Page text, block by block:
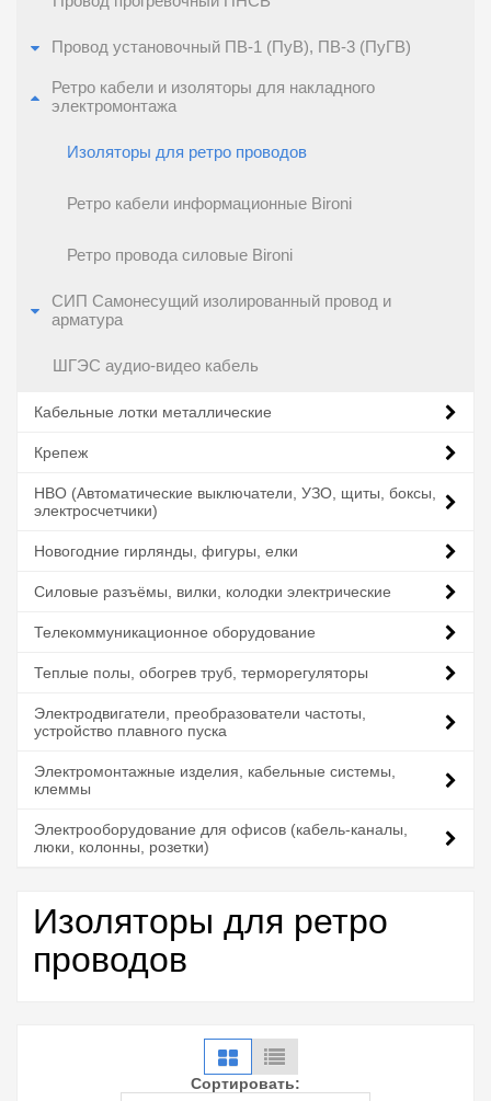
Провод установочный ПВ-1 (ПуВ), ПВ-3 (ПуГВ)
Ретро кабели и изоляторы для накладного
электромонтажа
Изоляторы для ретро проводов
Ретро кабели информационные Bironi
Ретро провода силовые Bironi
СИП Самонесущий изолированный провод и
арматура
ШГЭС аудио-видео кабель
Кабельные лотки металлические
Крепеж
НВО (Автоматические выключатели, УЗО, щиты, боксы,
электросчетчики)
Новогодние гирлянды, фигуры, елки
Силовые разъёмы, вилки, колодки электрические
Телекоммуникационное оборудование
Теплые полы, обогрев труб, терморегуляторы
Электродвигатели, преобразователи частоты,
устройство плавного пуска
Электромонтажные изделия, кабельные системы,
клеммы
Электрооборудование для офисов (кабель-каналы,
люки, колонны, розетки)
Изоляторы для ретро
проводов
Сортировать: